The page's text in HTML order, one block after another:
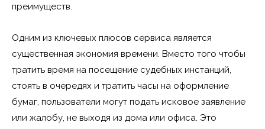
преимуществ.
Одним из ключевых плюсов сервиса является
существенная экономия времени. Вместо того чтобы
тратить время на посещение судебных инстанций,
стоять в очередях и тратить часы на оформление
бумаг, пользователи могут подать исковое заявление
или жалобу, не выходя из дома или офиса. Это